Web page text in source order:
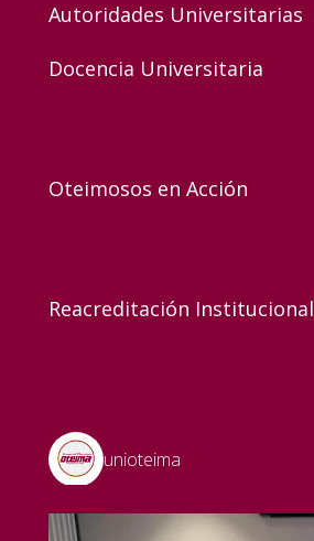
Autoridades Universitarias
Docencia Universitaria
Oteimosos en Acción
Reacreditación Institucional
unioteima